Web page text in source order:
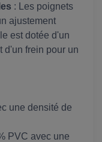
: Les poignets
ajustement
est dotée d'un
d'un frein pour un
une densité de
PVC avec une